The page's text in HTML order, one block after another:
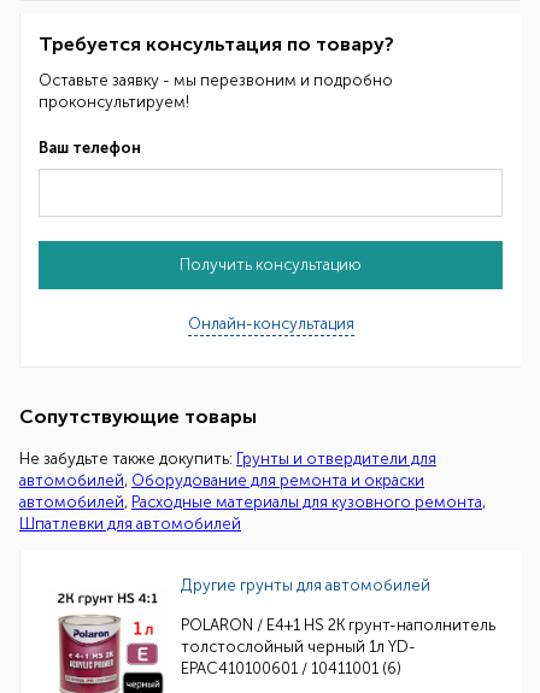
Требуется консультация по товару?
Оставьте заявку - мы перезвоним и подробно
проконсультируем!
Ваш телефон
Получить консультацию
Онлайн-консультация
Сопутствующие товары
Не забудьте также докупить: Грунты и отвердители для
автомобилей, Оборудование для ремонта и окраски
автомобилей, Расходные материалы для кузовного ремонта,
Шпатлевки для автомобилей
Другие грунты для автомобилей
POLARON / E4+1 HS 2K грунт-наполнитель
толстослойный черный 1л YD-
EPAC410100601 / 10411001 (6)